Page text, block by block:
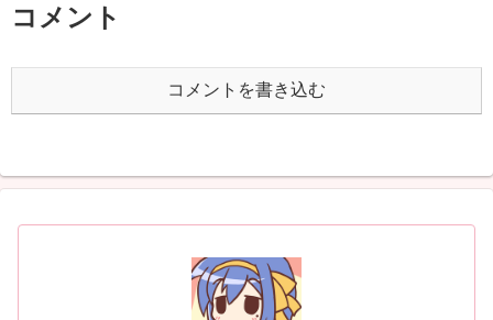
コメント
コメントを書き込む